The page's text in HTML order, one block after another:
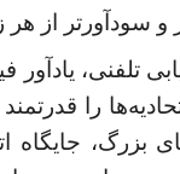
سودآورتر از هر
تلفنی،
را
جایگاه